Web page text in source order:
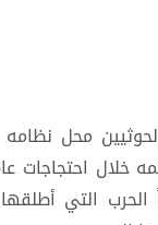
محل نظامه
التي